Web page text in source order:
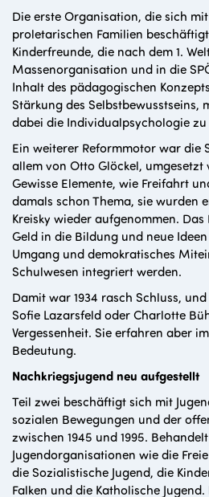
Die erste Organisation, die sich
proletarischen Familien
Kinderfreunde, die nach dem 1.
Massenorganisation und in die
Inhalt des pädagogischen
Stärkung des Selbstbewusstseins,
dabei die Individualpsychologie zu
Ein weiterer Reformmotor war die
allem von Otto Glöckel, umgesetzt
Gewisse Elemente, wie Freifahrt
damals schon Thema, sie wurden
Kreisky wieder aufgenommen.
Geld in die Bildung und neue
Umgang und demokratisches
Schulwesen integriert werden.
Damit war 1934 rasch Schluss,
Sofie Lazarsfeld oder Charlotte
Vergessenheit. Sie erfahren aber
Bedeutung.
Nachkriegsjugend neu aufgestellt
Teil zwei beschäftigt sich mit
sozialen Bewegungen und der
zwischen 1945 und 1995.
Jugendorganisationen wie die
die Sozialistische Jugend, die
Falken und die Katholische